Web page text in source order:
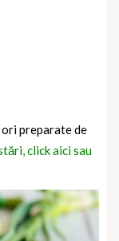
preparate de
click aici sau